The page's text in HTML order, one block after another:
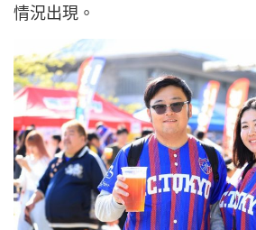
情況出現。